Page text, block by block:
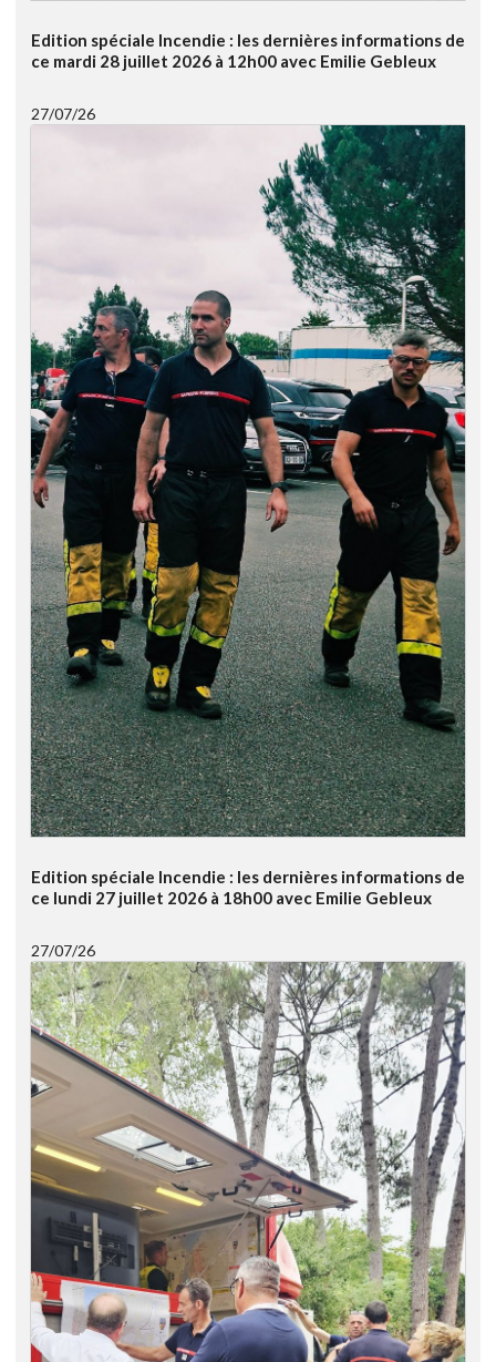
Edition spéciale Incendie : les dernières informations de
ce mardi 28 juillet 2026 à 12h00 avec Emilie Gebleux
27/07/26
Edition spéciale Incendie : les dernières informations de
ce lundi 27 juillet 2026 à 18h00 avec Emilie Gebleux
27/07/26